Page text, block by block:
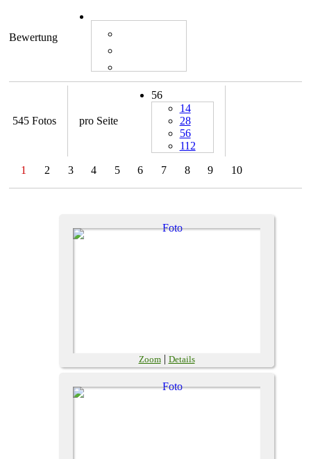
Bewertung
545 Fotos pro Seite
56
14
28
56
112
1 2 3 4 5 6 7 8 9 10
Zoom| Details